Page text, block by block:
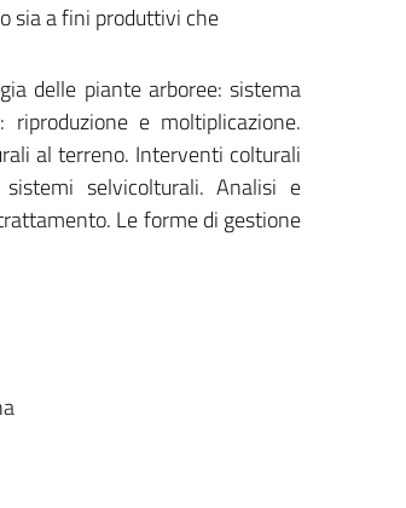
sia a fini produttivi che
delle piante arboree: sistema
e moltiplicazione.
al terreno. Interventi colturali
selvicolturali. Analisi e
Le forme di gestione